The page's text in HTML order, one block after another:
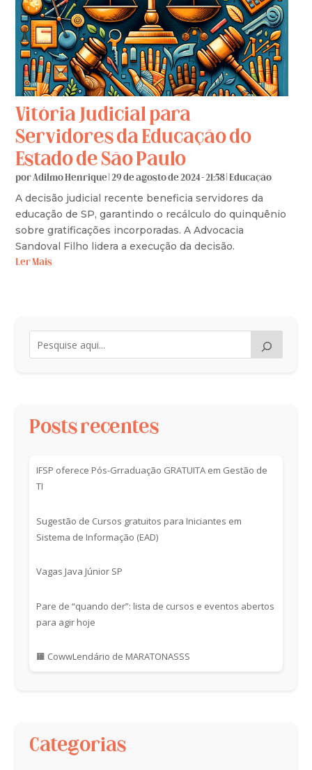
Vitória Judicial para
Servidores da Educação do
Estado de São Paulo
porAdilmo Henrique |29 de agosto de 2024 - 21:58 |Educação
A decisão judicial recente beneficia servidores da
educação de SP, garantindo o recálculo do quinquênio
sobre gratificações incorporadas. A Advocacia
Sandoval Filho lidera a execução da decisão.
Ler Mais
Posts recentes
IFSP oferece Pós-Grraduação GRATUITA em Gestão de
TI
Sugestão de Cursos gratuitos para Iniciantes em
Sistema de Informação (EAD)
Vagas Java Júnior SP
Pare de “quando der”: lista de cursos e eventos abertos
para agir hoje
🟧 CowwLendário de MARATONASSS
Categorias